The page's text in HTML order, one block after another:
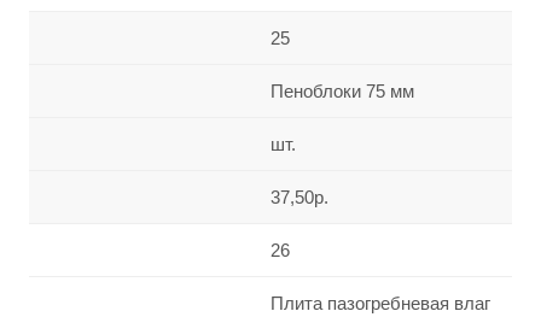
25
Пеноблоки 75 мм
шт.
37,50р.
26
Плита пазогребневая влаг